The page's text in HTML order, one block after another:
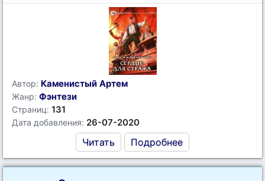
Автор: Каменистый Артем
Жанр: Фэнтези
Страниц: 131
Дата добавления: 26-07-2020
Читать Подробнее